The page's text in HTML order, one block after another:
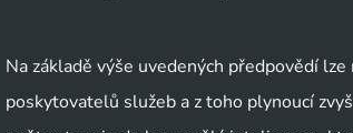
Na základě výše uvedených předpovědí
poskytovatelů služeb a z toho plynoucí